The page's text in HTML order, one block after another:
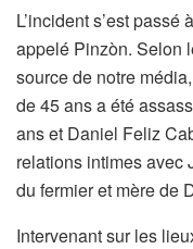
L’incident s’est
appelé Pinzòn. Selon
source de notre
de 45 ans a été
ans et Daniel Feliz
relations intimes avec
du fermier et mère de
Intervenant sur les